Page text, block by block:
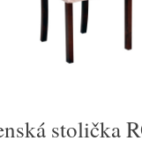
stolička